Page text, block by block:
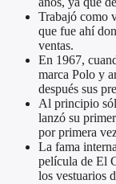
Trabajó como
que fue ahí
ventas.
En 1967,
marca Polo y
después sus
Al principio
lanzó su
por primera
La fama
película de El
los vestuarios